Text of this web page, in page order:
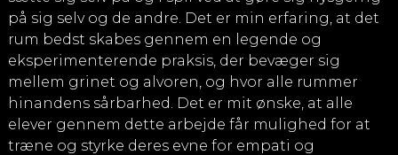
på sig selv og de andre. Det er min erfaring, at det
rum bedst skabes gennem en legende og
eksperimenterende praksis, der bevæger sig
mellem grinet og alvoren, og hvor alle rummer
hinandens sårbarhed. Det er mit ønske, at alle
elever gennem dette arbejde får mulighed for at
træne og styrke deres evne for empati og